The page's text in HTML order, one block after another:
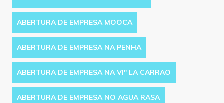
ABERTURA DE EMPRESA MOOCA
ABERTURA DE EMPRESA NA PENHA
ABERTURA DE EMPRESA NA VI'' LA CARRAO
ABERTURA DE EMPRESA NO AGUA RASA